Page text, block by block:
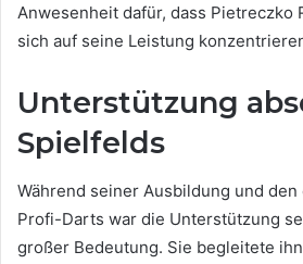
Anwesenheit dafür, dass Pietreczko
sich auf seine Leistung
Unterstützung
Spielfelds
Während seiner Ausbildung und
Profi-Darts war die Unterstützung
großer Bedeutung. Sie begleitete